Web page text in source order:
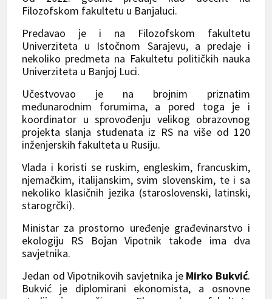
Filozofskom fakultetu u Banjaluci.
Predavao je i na Filozofskom fakultetu
Univerziteta u Istočnom Sarajevu, a predaje i
nekoliko predmeta na Fakultetu političkih nauka
Univerziteta u Banjoj Luci.
Učestvovao je na brojnim priznatim
međunarodnim forumima, a pored toga je i
koordinator u sprovođenju velikog obrazovnog
projekta slanja studenata iz RS na više od 120
inženjerskih fakulteta u Rusiju.
Vlada i koristi se ruskim, engleskim, francuskim,
njemačkim, italijanskim, svim slovenskim, te i sa
nekoliko klasičnih jezika (staroslovenski, latinski,
starogrčki).
Ministar za prostorno uređenje građevinarstvo i
ekologiju RS Bojan Vipotnik takođe ima dva
savjetnika.
Jedan od Vipotnikovih savjetnika je Mirko Bukvić.
Bukvić je diplomirani ekonomista, a osnovne